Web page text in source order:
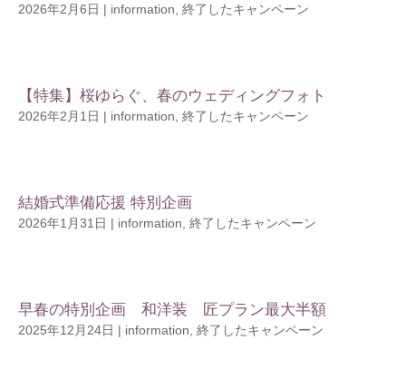
2026年2月6日 | information 終了したキャンペーン
【特集】桜ゆらぐ、春のウェディングフォト
2026年2月1日 | information 終了したキャンペーン
結婚式準備応援 特別企画
2026年1月31日 | information 終了したキャンペーン
早春の特別企画 和洋装 匠プラン最大半額
2025年12月24日 | information 終了したキャンペーン